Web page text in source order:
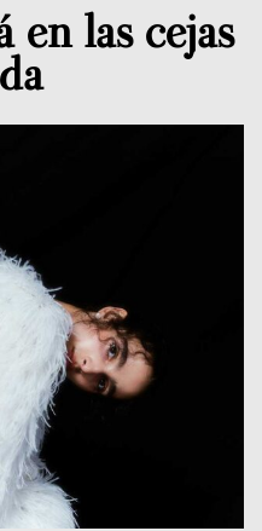
en las cejas